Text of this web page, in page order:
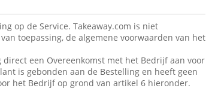
op de Service. Takeaway.com is niet
toepassing, de algemene voorwaarden van het
een Overeenkomst met het Bedrijf aan voor
is gebonden aan de Bestelling en heeft geen
het Bedrijf op grond van artikel 6 hieronder.